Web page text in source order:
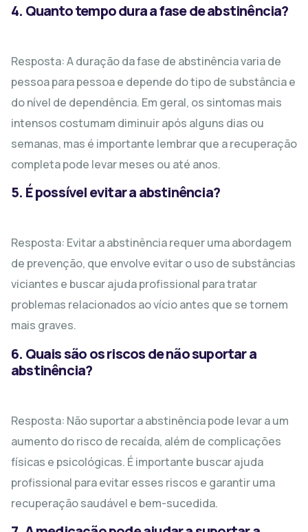
4. Quanto tempo dura a fase de abstinência?
Resposta: A duração da fase de abstinência varia de
pessoa para pessoa e depende do tipo de substância e
do nível de dependência. Em geral, os sintomas mais
intensos costumam diminuir após alguns dias ou
semanas, mas é importante lembrar que a recuperação
completa pode levar meses ou até anos.
5. É possível evitar a abstinência?
Resposta: Evitar a abstinência requer uma abordagem
de prevenção, que envolve evitar o uso de substâncias
viciantes e buscar ajuda profissional para tratar
problemas relacionados ao vício antes que se tornem
mais graves.
6. Quais são os riscos de não suportar a
abstinência?
Resposta: Não suportar a abstinência pode levar a um
aumento do risco de recaída, além de complicações
físicas e psicológicas. É importante buscar ajuda
profissional para evitar esses riscos e garantir uma
recuperação saudável e bem-sucedida.